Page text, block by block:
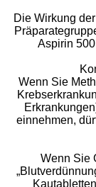
Die Wirkung
Aspirin
Wenn Sie
einnehmen,
Wenn Sie